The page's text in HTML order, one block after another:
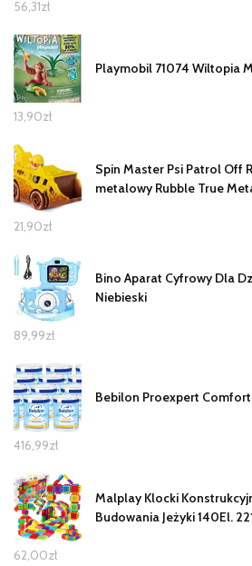
56,31zł
Playmobil 71074 Wiltopia
13,90zł
Spin Master Psi Patrol Off
metalowy Rubble True
21,90zł
Bino Aparat Cyfrowy Dla
Niebieski
89,99zł
Bebilon Proexpert
416,99zł
Malplay Klocki
Budowania Jeżyki 140El.
62,00zł